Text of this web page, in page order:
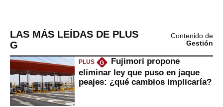
LAS MÁS LEÍDAS DE PLUS
G
Contenido de
Gestión
PLUS G
Fujimori propone
eliminar ley que puso en jaque
peajes: ¿qué cambios implicaría?